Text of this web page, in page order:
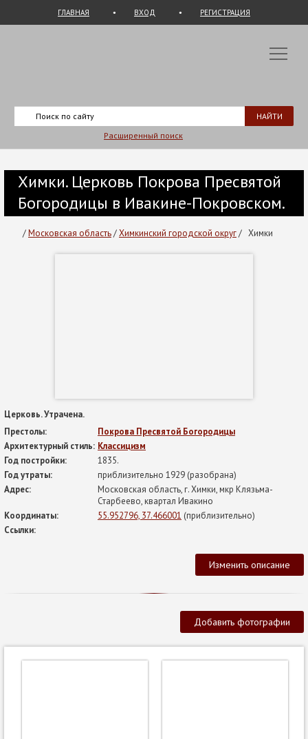
ГЛАВНАЯ ВХОД РЕГИСТРАЦИЯ
Расширенный поиск
Химки. Церковь Покрова Пресвятой
Богородицы в Ивакине-Покровском.
/Московская область/Химкинский городской округ/ Химки
Церковь. Утрачена.
Престолы:
Покрова Пресвятой Богородицы
Архитектурный стиль: Классицизм
Год постройки:
1835.
Год утраты:
приблизительно 1929 (разобрана)
Адрес:
Московская область, г. Химки, мкр Клязьма-
Старбеево, квартал Ивакино
Координаты:
55.952796, 37.466001 (приблизительно)
Ссылки:
Изменить описание
Добавить фотографии